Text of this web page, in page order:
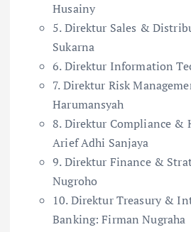
Husainy
5. Direktur Sales &
Sukarna
6. Direktur Information
7. Direktur Risk
Harumansyah
8. Direktur Compliance &
Arief Adhi Sanjaya
9. Direktur Finance &
Nugroho
10. Direktur Treasury &
Banking: Firman Nugraha